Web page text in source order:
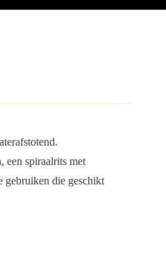
een spiraalrits met
gebruiken die geschikt